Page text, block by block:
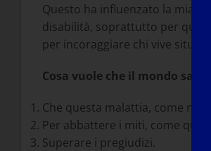
Questo ha influenzato la mia
disabilità, soprattutto per
per incoraggiare chi vive
Cosa vuole che il mondo
Che questa malattia, come
Per abbattere i miti, come
Superare i pregiudizi.